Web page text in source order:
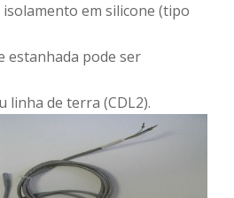
em silicone (tipo
estanhada pode ser
linha de terra (CDL2).